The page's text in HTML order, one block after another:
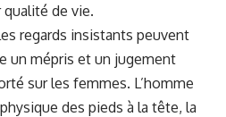
de vie.
regards insistants peuvent
un mépris et un jugement
sur les femmes. L’homme
des pieds à la tête, la